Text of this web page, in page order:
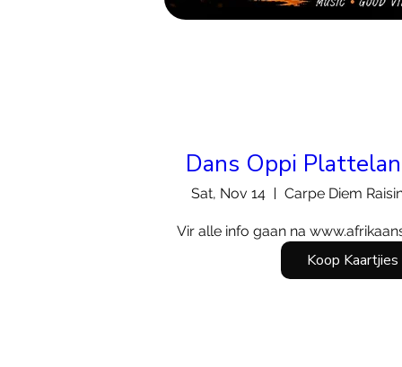
Dans Oppi
Sat, Nov 14 Carpe Diem
Vir alle info gaan na
Koop Kaartjies